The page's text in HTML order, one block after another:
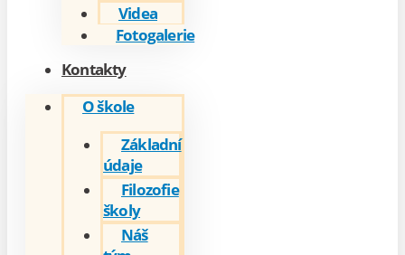
Videa
Fotogalerie
Kontakty
O škole
Základní
údaje
Filozofie
školy
Náš